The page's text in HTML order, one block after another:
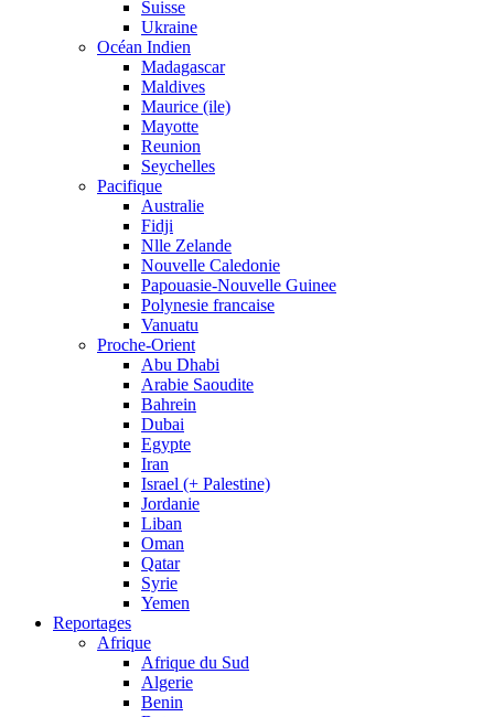
Suisse
Ukraine
Océan Indien
Madagascar
Maldives
Maurice (ile)
Mayotte
Reunion
Seychelles
Pacifique
Australie
Fidji
Nlle Zelande
Nouvelle Caledonie
Papouasie-Nouvelle Guinee
Polynesie francaise
Vanuatu
Proche-Orient
Abu Dhabi
Arabie Saoudite
Bahrein
Dubai
Egypte
Iran
Israel (+ Palestine)
Jordanie
Liban
Oman
Qatar
Syrie
Yemen
Reportages
Afrique
Afrique du Sud
Algerie
Benin